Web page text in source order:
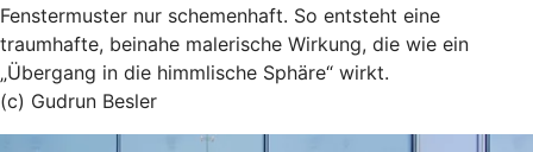
Fenstermuster nur schemenhaft. So entsteht eine
traumhafte, beinahe malerische Wirkung, die wie ein
„Übergang in die himmlische Sphäre“ wirkt.
(c) Gudrun Besler